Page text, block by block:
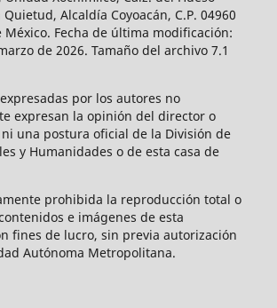
Quietud, Alcaldía Coyoacán, C.P. 04960
México. Fecha de última modificación:
de 2026. Tamaño del archivo 7.1
por los autores no
expresan la opinión del director o
una postura oficial de la División de
y Humanidades o de esta casa de
prohibida la reproducción total o
e imágenes de esta
fines de lucro, sin previa autorización
Autónoma Metropolitana.